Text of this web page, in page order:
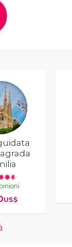
US$